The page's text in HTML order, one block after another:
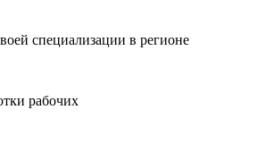
специализации в регионе
рабочих